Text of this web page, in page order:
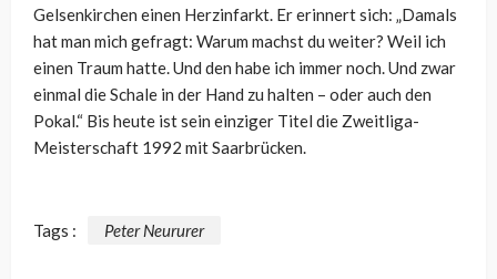
Gelsenkirchen einen Herzinfarkt. Er erinnert sich: „Damals
hat man mich gefragt: Warum machst du weiter? Weil ich
einen Traum hatte. Und den habe ich immer noch. Und zwar
einmal die Schale in der Hand zu halten – oder auch den
Pokal.“ Bis heute ist sein einziger Titel die Zweitliga-
Meisterschaft 1992 mit Saarbrücken.
Tags : Peter Neururer